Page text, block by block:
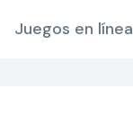
Juegos en línea